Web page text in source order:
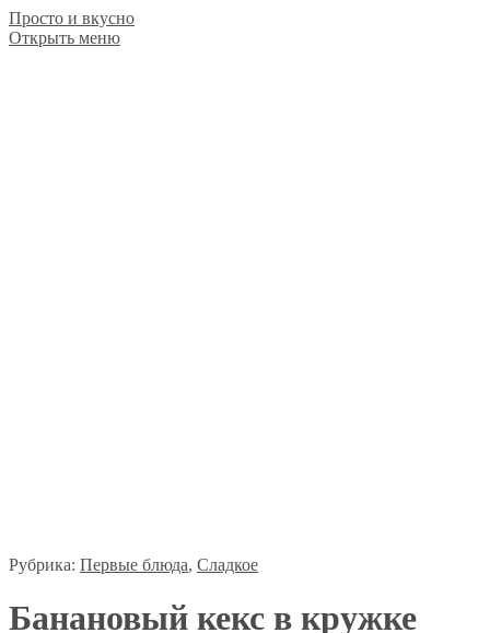
Просто и вкусно
Открыть меню
Рубрика: Первые блюда, Сладкое
Банановый кекс в кружке